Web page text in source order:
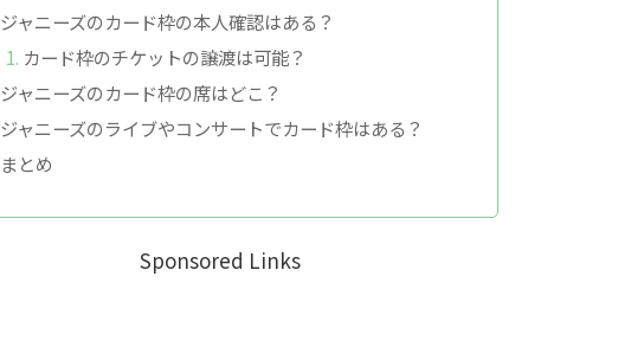
ジャニーズのカード枠の本人確認はある？
カード枠のチケットの譲渡は可能？
ジャニーズのカード枠の席はどこ？
ジャニーズのライブやコンサートでカード枠はある？
まとめ
Sponsored Links